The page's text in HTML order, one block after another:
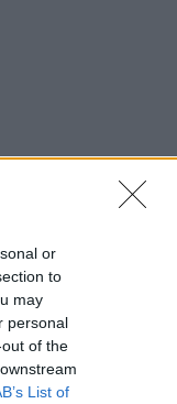
or
to
may
personal
of the
List of